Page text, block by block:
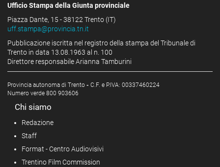
Ufficio Stampa della Giunta provinciale
Piazza Dante, 15 - 38122 Trento (IT)
uff.stampa@provincia.tn.it
Pubblicazione iscritta nel registro della stampa del Tribunale di
Trento in data 13.08.1963 al n. 100
Direttore responsabile Arianna Tamburini
Provincia autonoma di Trento - C.F. e P.IVA: 00337460224
Numero verde 800 903606
Chi siamo
Redazione
Staff
Format - Centro Audiovisivi
Trentino Film Commission